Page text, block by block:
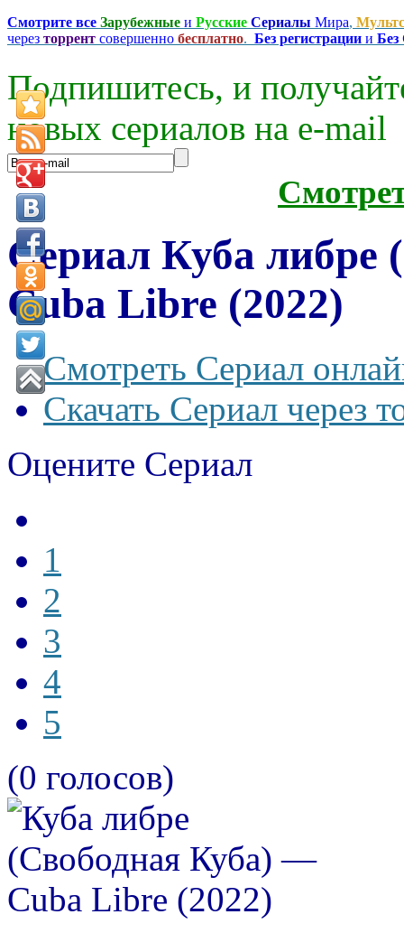
Смотрите все Зарубежные и Русские Сериалы Мира,
через торрент совершенно бесплатно. Без регистрации и
Подпишитесь, и
новых сериалов на e-mаil
Сериал Куба
Cuba Libre (2022)
Смотреть Сериал
Скачать Сериал через
Оцените Сериал
1
2
3
4
5
(0 голосов)